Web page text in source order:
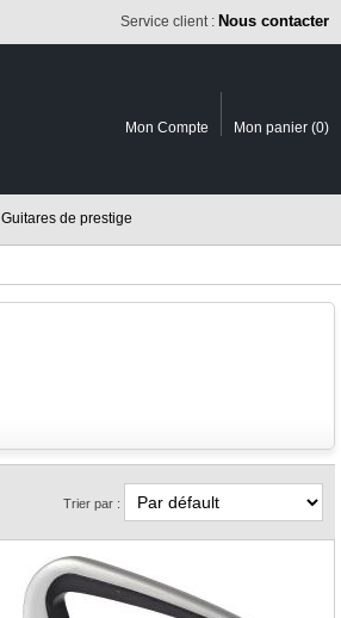
Service client : Nous contacter
Mon Compte Mon panier (0)
Guitares de prestige
Trier par :